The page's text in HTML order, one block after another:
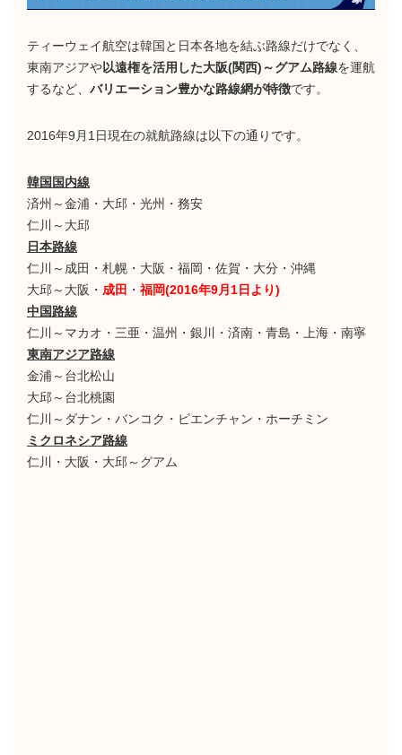
ティーウェイ航空は韓国と日本各地を結ぶ路線だけでなく、
東南アジアや以遠権を活用した大阪(関西)～グアム路線を運航
するなど、 バリエーション豊かな路線網が特徴です。
2016年9月1日現在の就航路線は以下の通りです。
韓国国内線
済州～金浦・大邱・光州・務安
仁川～大邱
日本路線
仁川～成田・札幌・大阪・福岡・佐賀・大分・沖縄
大邱～大阪・ 成田 ・ 福岡(2016年9月1日より)
中国路線
仁川～マカオ・三亜・温州・銀川・済南・青島・上海・南寧
東南アジア路線
金浦～台北松山
大邱～台北桃園
仁川～ダナン・バンコク・ビエンチャン・ホーチミン
ミクロネシア路線
仁川・大阪・大邱～グアム